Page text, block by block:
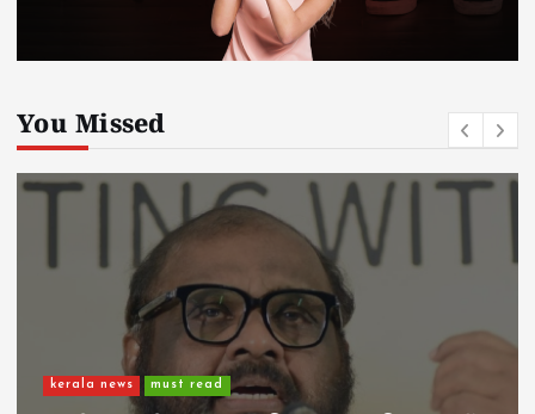
You Missed
നാടെങ്ങും പൊലീസ് തിരയുന്നു,